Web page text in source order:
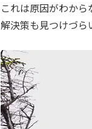
これは原因がわから
解決策も見つけづら